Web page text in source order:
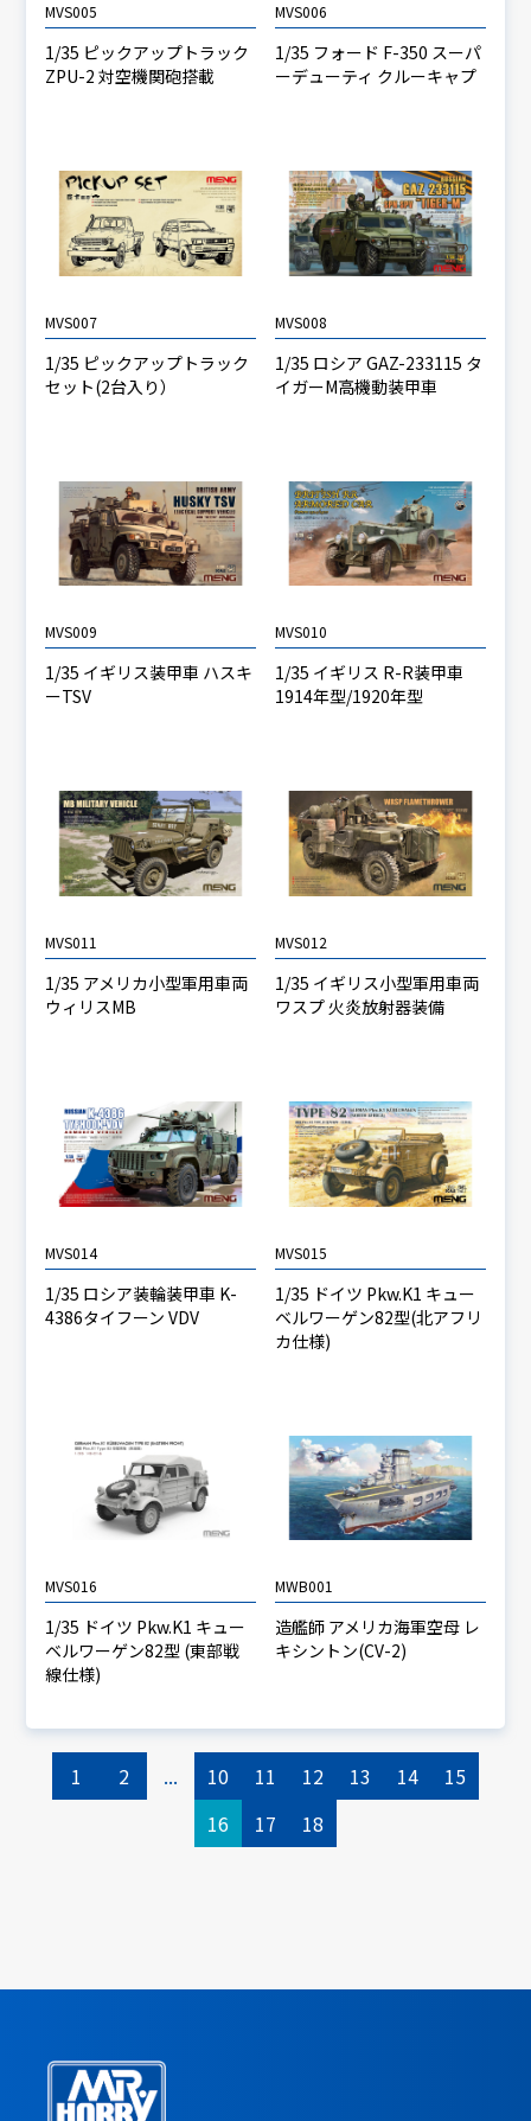
MVS005
1/35 ピックアップトラック
ZPU-2 対空機関砲搭載
MVS006
1/35 フォード F-350 スーパ
ーデューティ クルーキャプ
MVS007
1/35 ピックアップトラック
セット(2台入り）
MVS008
1/35 ロシア GAZ-233115 タ
イガーM高機動装甲車
MVS009
1/35 イギリス装甲車 ハスキ
ーTSV
MVS010
1/35 イギリス R-R装甲車
1914年型/1920年型
MVS011
1/35 アメリカ小型軍用車両
ウィリスMB
MVS012
1/35 イギリス小型軍用車両
ワスプ 火炎放射器装備
MVS014
1/35 ロシア装輪装甲車 K-
4386タイフーン VDV
MVS015
1/35 ドイツ Pkw.K1 キュー
ベルワーゲン82型(北アフリ
カ仕様)
MVS016
1/35 ドイツ Pkw.K1 キュー
ベルワーゲン82型 (東部戦
線仕様)
MWB001
造艦師 アメリカ海軍空母 レ
キシントン(CV-2)
1 2 ... 10 11 12 13 14
15
16
17 18